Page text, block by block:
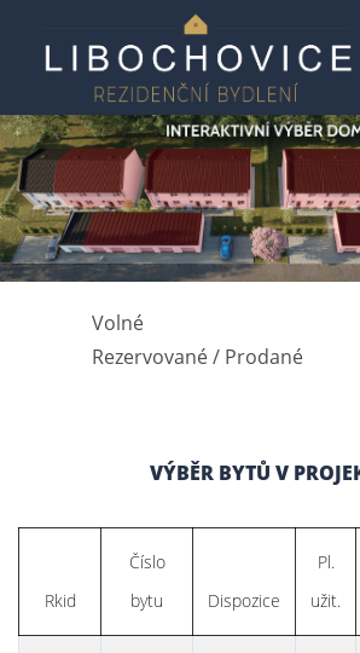
Volné
Rezervované / Prodané
VÝBĚR BYTŮ V
Rkid
Číslo
bytu
Dispozice
Pl.
užit.